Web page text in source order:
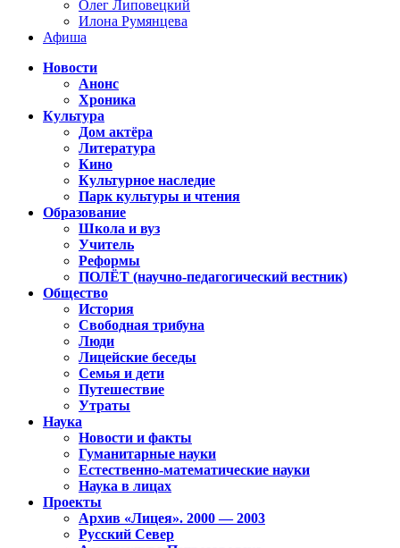
Олег Липовецкий
Илона Румянцева
Афиша
Новости
Анонс
Хроника
Культура
Дом актёра
Литература
Кино
Культурное наследие
Парк культуры и чтения
Образование
Школа и вуз
Учитель
Реформы
ПОЛЁТ (научно-педагогический вестник)
Общество
История
Свободная трибуна
Люди
Лицейские беседы
Семья и дети
Путешествие
Утраты
Наука
Новости и факты
Гуманитарные науки
Естественно-математические науки
Наука в лицах
Проекты
Архив «Лицея». 2000 — 2003
Русский Север